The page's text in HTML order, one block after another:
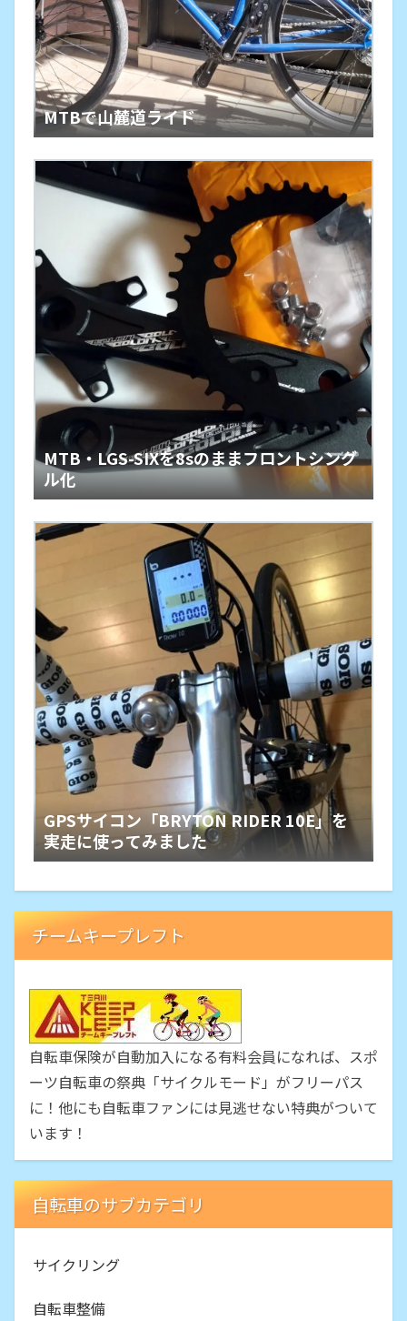
MTBで山麓道ライド
MTB・LGS-SIXを8sのままフロントシング
ル化
GPSサイコン「BRYTON RIDER 10E」を
実走に使ってみました
チームキープレフト
自転車保険が自動加入になる有料会員になれば、スポ
ーツ自転車の祭典「サイクルモード」がフリーパス
に！他にも自転車ファンには見逃せない特典がついて
います！
自転車のサブカテゴリ
サイクリング
自転車整備